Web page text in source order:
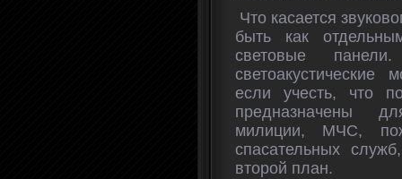
Что касается
быть как
световые
если учесть, что
предназначены
милиции, МЧС,
спасательных
второй план.